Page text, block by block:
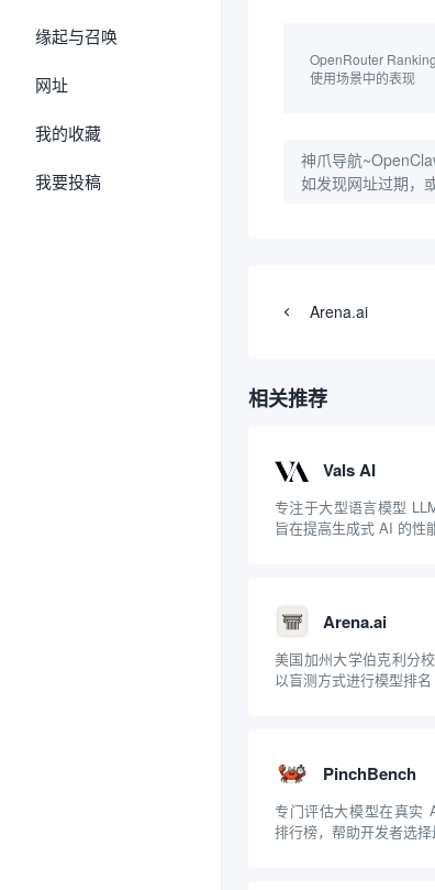
缘起与召唤
网址
我的收藏
我要投稿
OpenRouter
使用场景中的表现
神爪导航
如发现网址过期，
Arena.ai
相关推荐
Vals AI
专注于大型语言模型
旨在提高生成式 AI 的性
Arena.ai
美国加州大学伯克利分
以盲测方式进行模型排名
PinchBench
专门评估大模型在真实
排行榜，帮助开发者选